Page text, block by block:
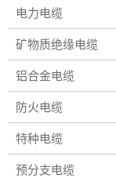
电力电缆
矿物质绝缘电缆
铝合金电缆
防火电缆
特种电缆
预分支电缆